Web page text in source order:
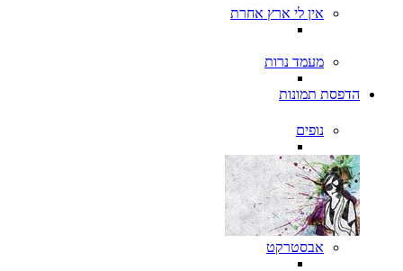
אין לי ארץ אחרת
מעמד נרות
הדפסת תמונות
נופים
אבסטרקט